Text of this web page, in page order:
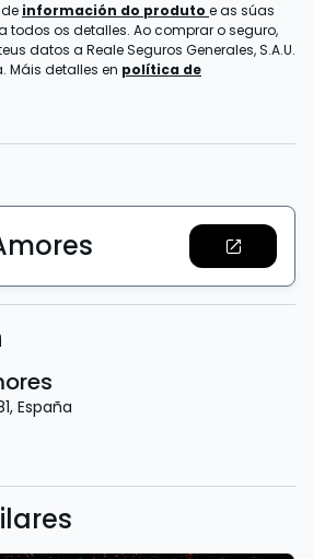
información do produto e as súas
todos os detalles. Ao comprar o seguro,
datos a Reale Seguros Generales, S.A.U.
Máis detalles en política de
, España